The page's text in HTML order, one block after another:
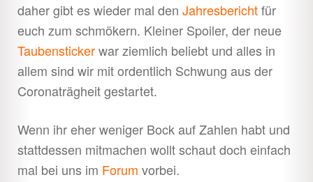
daher gibt es wieder mal denJahresberichtfür
euch zum schmökern. Kleiner Spoiler, der neue
Taubenstickerwar ziemlich beliebt und alles in
allem sind wir mit ordentlich Schwung aus der
Coronaträgheit gestartet.
Wenn ihr eher weniger Bock auf Zahlen habt und
stattdessen mitmachen wollt schaut doch einfach
mal bei uns im Forum vorbei.